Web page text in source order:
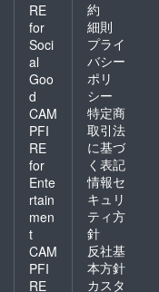
RE
for
Soci
al
Goo
d
CAM
PFI
RE
for
Ente
rtain
men
t
CAM
PFI
RE
約
細則
プライ
バシー
ポリ
シー
特定商
取引法
に基づ
く表記
情報セ
キュリ
ティ方
針
反社基
本方針
カスタ